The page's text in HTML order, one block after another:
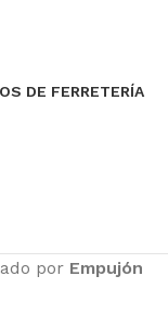
DE FERRETERÍA
por Empujón